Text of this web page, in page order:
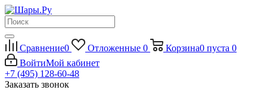
Сравнение0 Отложенные 0 Корзина0 пуста 0
ВойтиМой кабинет
+7 (495) 128-60-48
Заказать звонок